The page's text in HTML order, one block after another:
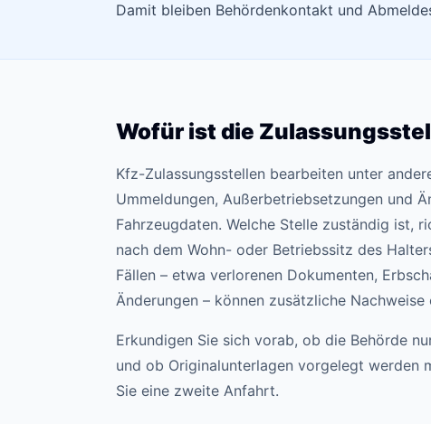
Damit bleiben Behördenkontakt und
Wofür ist die
Kfz-Zulassungsstellen bearbeiten unter
Ummeldungen, Außerbetriebsetzungen und
Fahrzeugdaten. Welche Stelle zuständig ist,
nach dem Wohn- oder Betriebssitz des
Fällen – etwa verlorenen Dokumenten,
Änderungen – können zusätzliche
Erkundigen Sie sich vorab, ob die Behörde
und ob Originalunterlagen vorgelegt werden
Sie eine zweite Anfahrt.